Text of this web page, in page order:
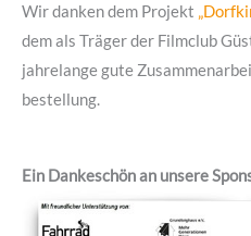
Wir danken dem Projekt
dem als Träger der Filmclub
jahrelange gute
bestellung.
Ein Dankeschön an unsere